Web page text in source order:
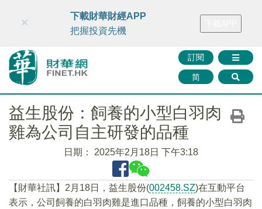
財華智庫網 FINTV FINMETA 財華證券 媒體矩陣
訂閱
简
×
下載財華財經APP
把握投資先機
益生股份：飼養的小型白羽肉
雞為公司自主研發的品種
日期： 2025年2月18日 下午3:18
【財華社訊】2月18日，益生股份(002458.SZ)在互動平台
表示，公司飼養的白羽肉雞是進口品種，飼養的小型白羽肉